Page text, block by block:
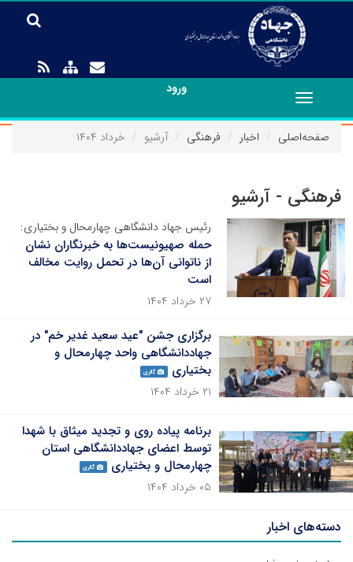
ورود
Toggle
navigation
صفحه‌اصلی
اخبار فرهنگی آرشیو خرداد ۱۴۰۴
فرهنگی - آرشیو
رئیس جهاد دانشگاهی چهارمحال و بختیاری:
حمله صهیونیست‌ها به خبرنگاران نشان
از ناتوانی آن‌ها در تحمل روایت مخالف
است
۲۷ خرداد ۱۴۰۴
برگزاری جشن "عید سعید غدیر خم" در
جهاددانشگاهی واحد چهارمحال و
بختیاری
گالری
۲۱ خرداد ۱۴۰۴
برنامه پیاده روی و تجدید میثاق با شهدا
توسط اعضای جهاددانشگاهی استان
چهارمحال و بختیاری
گالری
۰۵ خرداد ۱۴۰۴
دسته‌های اخبار